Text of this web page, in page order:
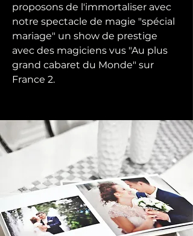
proposons de l'immortaliser avec
notre spectacle de magie "spécial
mariage" un show de prestige
avec des magiciens vus "Au plus
grand cabaret du Monde" sur
France 2.